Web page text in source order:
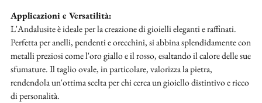
Applicazioni e Versatilità:
L'Andalusite è ideale per la creazione di gioielli eleganti e raffinati.
Perfetta per anelli, pendenti e orecchini, si abbina splendidamente con
metalli preziosi come l'oro giallo e il rosso, esaltando il calore delle sue
sfumature. Il taglio ovale, in particolare, valorizza la pietra,
rendendola un'ottima scelta per chi cerca un gioiello distintivo e ricco
di personalità.